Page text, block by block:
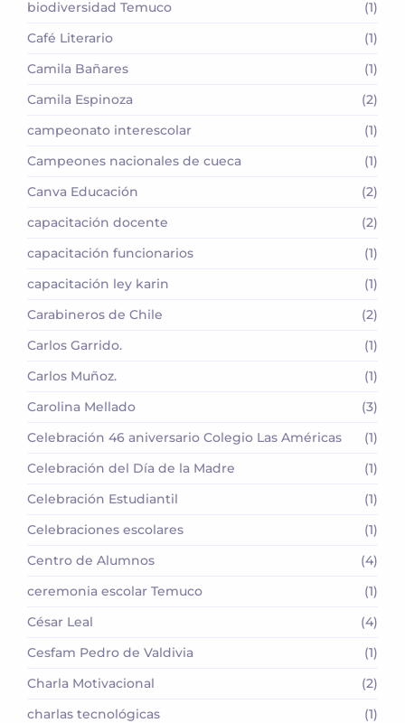
biodiversidad Temuco
(1)
Café Literario
(1)
Camila Bañares
(1)
Camila Espinoza
(2)
campeonato interescolar
(1)
Campeones nacionales de cueca
(1)
Canva Educación
(2)
capacitación docente
(2)
capacitación funcionarios
(1)
capacitación ley karin
(1)
Carabineros de Chile
(2)
Carlos Garrido.
(1)
Carlos Muñoz.
(1)
Carolina Mellado
(3)
Celebración 46 aniversario Colegio Las Américas
(1)
Celebración del Día de la Madre
(1)
Celebración Estudiantil
(1)
Celebraciones escolares
(1)
Centro de Alumnos
(4)
ceremonia escolar Temuco
(1)
César Leal
(4)
Cesfam Pedro de Valdivia
(1)
Charla Motivacional
(2)
charlas tecnológicas
(1)